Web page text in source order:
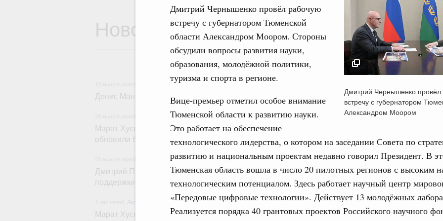
рабочую встречу с
губернатором
Дмитрий Чернышенко провёл
встречу с губернатором
Александром Моором
Дмитрий Чернышенко провёл рабочую
встречу с губернатором Тюменской
области Александром Моором. Стороны
обсудили вопросы развития науки,
образования, молодёжной политики,
туризма и спорта в регионе.
Вице-премьер отметил особое внимание
Тюменской области к развитию науки.
Это работает на обеспечение
технологического лидерства, о котором на заседании Совета по
развитию и национальным проектам недавно говорил Президент. В
Тюменская область вошла в число 20 пилотных регионов с высоким
технологическим потенциалом. Здесь работает научный центр
«Передовые цифровые технологии». Действует 13 молодёжных
Реализуется порядка 40 грантовых проектов Российского научного
Новости
Общие вопросы промышленной политики
Денис Мантуров посетил Ярославскую область
Бюджеты субъектов Федерации. Межбюджетные отношения
Марат Хуснуллин: 15 объектов спортивной инфраструктуры построили и
обновили благодаря инфраструктурным кредитам
Развитие сельских территорий
Дмитрий Патрушев: Синхронизация госпрограмм повысит эффективность
поддержки сельских территорий
Экономика городов. Городская среда
Марат Хуснуллин: «Единый заказчик» завершил строительство и реконструкцию
ПН
10
17